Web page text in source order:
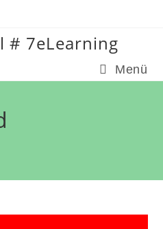
# 7eLearning
Menü